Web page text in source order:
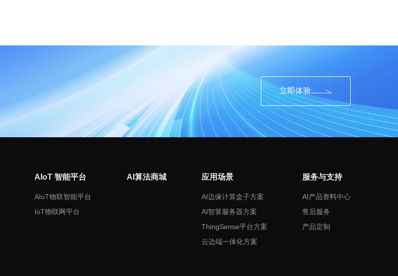
立即体验
AIoT 智能平台
AIoT物联智能平台
IoT物联网平台
AI算法商城 应用场景
AI边缘计算盒子方案
AI智算服务器方案
ThingSense平台方案
云边端一体化方案
服务与支持
AI产品资料中心
售后服务
产品定制